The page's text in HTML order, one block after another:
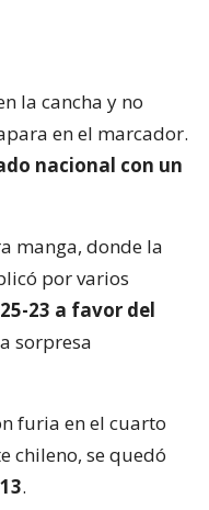
la cancha y no
en el marcador.
nacional con un
manga, donde la
por varios
23 a favor del
sorpresa
furia en el cuarto
chileno, se quedó
.